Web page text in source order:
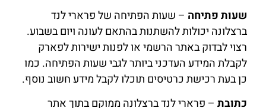
שעות פתיחה – שעות הפתיחה של פרארי לנד
ברצלונה יכולות להשתנות בהתאם לעונה ויום בשבוע.
רצוי לבדוק באתר הרשמי או לפנות ישירות לפארק
לקבלת המידע העדכני ביותר לגבי שעות הפתיחה. כמו
כן בעת רכישת כרטיסים תוכלו לקבל מידע חשוב נוסף.
כתובת – פרארי לנד ברצלונה ממוקם בתוך אתר